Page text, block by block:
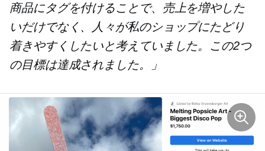
商品にタグを付けることで、売上を増やした
いだけでなく、人々が私のショップにたどり
着きやすくしたいと考えていました。この2つ
の目標は達成されました。」